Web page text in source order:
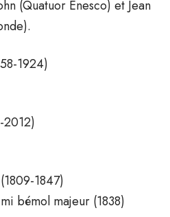
(Quatuor Enesco) et Jean
1924)
2012)
(1809-1847)
bémol majeur (1838)